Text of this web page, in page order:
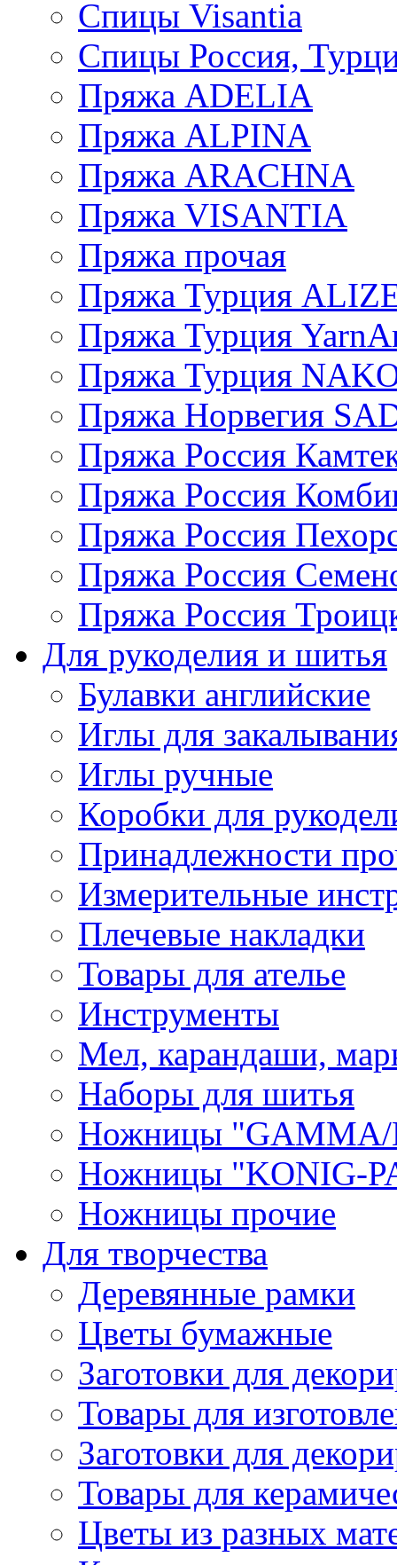
Спицы Visantia
Спицы Россия,
Пряжа ADELIA
Пряжа ALPINA
Пряжа ARACHNA
Пряжа VISANTIA
Пряжа прочая
Пряжа Турция
Пряжа Турция
Пряжа Турция
Пряжа Норвегия
Пряжа Россия
Пряжа Россия
Пряжа Россия
Пряжа Россия
Пряжа Россия
Для рукоделия и шитья
Булавки английские
Иглы для
Иглы ручные
Коробки для
Принадлежности
Измерительные
Плечевые накладки
Товары для ателье
Инструменты
Мел, карандаши,
Наборы для шитья
Ножницы "GAMMA/
Ножницы "KONIG-
Ножницы прочие
Для творчества
Деревянные рамки
Цветы бумажные
Заготовки для
Товары для
Заготовки для
Товары для
Цветы из разных